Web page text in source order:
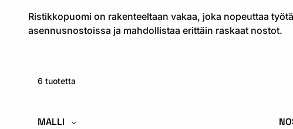
Ristikkopuomi on rakenteeltaan vakaa, joka nopeuttaa
asennusnostoissa ja mahdollistaa erittäin raskaat nostot.
6 tuotetta
MALLI